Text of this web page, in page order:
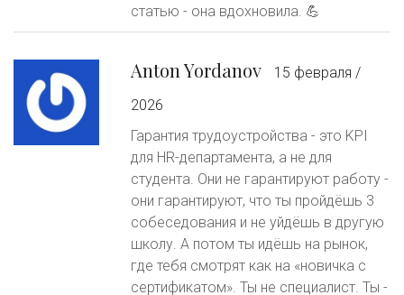
статью - она вдохновила. 💪
Anton Yordanov
15 февраля /
2026
Гарантия трудоустройства - это KPI
для HR-департамента, а не для
студента. Они не гарантируют работу -
они гарантируют, что ты пройдёшь 3
собеседования и не уйдёшь в другую
школу. А потом ты идёшь на рынок,
где тебя смотрят как на «новичка с
сертификатом». Ты не специалист. Ты -